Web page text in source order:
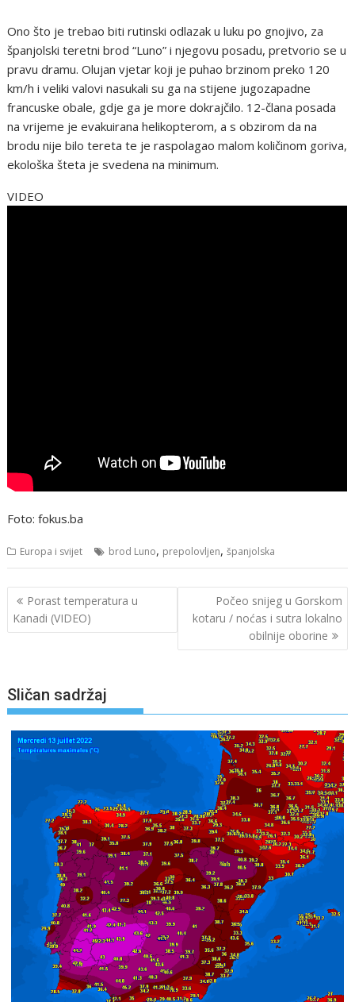
Ono što je trebao biti rutinski odlazak u luku po gnojivo, za
španjolski teretni brod “Luno” i njegovu posadu, pretvorio se u
pravu dramu. Olujan vjetar koji je puhao brzinom preko 120
km/h i veliki valovi nasukali su ga na stijene jugozapadne
francuske obale, gdje ga je more dokrajčilo. 12-člana posada
na vrijeme je evakuirana helikopterom, a s obzirom da na
brodu nije bilo tereta te je raspolagao malom količinom goriva,
ekološka šteta je svedena na minimum.
VIDEO
Foto: fokus.ba
Europa i svijet brod Luno, prepolovljen,španjolska
Navigacija
objava
Porast temperatura u
Kanadi (VIDEO)
Počeo snijeg u Gorskom
kotaru / noćas i sutra lokalno
obilnije oborine
Sličan sadržaj